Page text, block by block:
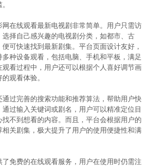
在线观看最新电视剧非常简单。用户只需访
选择自己感兴趣的电视剧分类，如都市、古
可快速找到最新剧集。平台页面设计友好，
种设备观看，包括电脑、手机和平板，满足
看过程中，用户还可以根据个人喜好调节画
观看体验。
通过完善的搜索功能和推荐算法，帮助用户快
过输入关键词或剧名，用户可以精准定位目
不到想看的内容。而且，平台会根据用户的
关剧集，极大提升了用户的使用便捷性和满
了免费的在线观看服务，用户在使用时仍需注